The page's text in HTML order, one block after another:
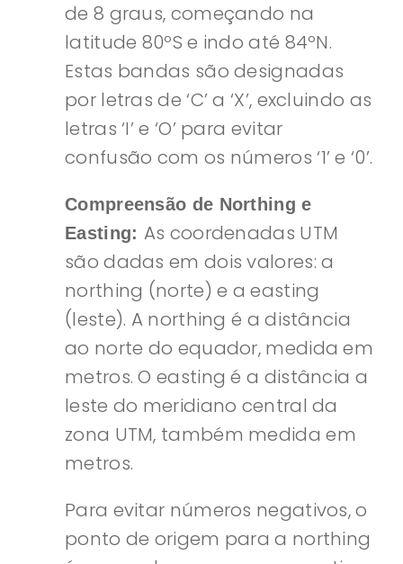
de 8 graus, começando na
latitude 80ºS e indo até 84ºN.
Estas bandas são designadas
por letras de ‘C’ a ‘X’, excluindo as
letras ‘I’ e ‘O’ para evitar
confusão com os números ‘1’ e ‘0’.
Compreensão de Northing e
Easting: As coordenadas UTM
são dadas em dois valores: a
northing (norte) e a easting
(leste). A northing é a distância
ao norte do equador, medida em
metros. O easting é a distância a
leste do meridiano central da
zona UTM, também medida em
metros.
Para evitar números negativos, o
ponto de origem para a northing